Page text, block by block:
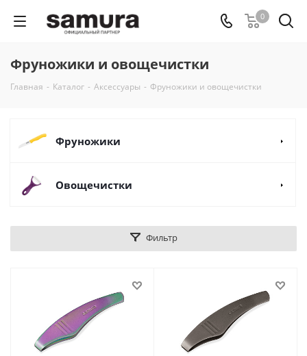
0
Фруножики и овощечистки
Главная - Каталог - Аксессуары - Фруножики и овощечистки
Фруножики
Овощечистки
Фильтр